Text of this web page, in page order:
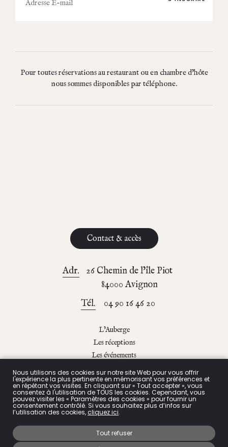
mail
Pour toutes réservations au restaurant ou en chambre d’hôte
nous sommes disponibles par téléphone.
Contact & accès
Adr.
26 Chemin de l’île Piot
84000 Avignon
Tél.
04 90 16 46 20
L’Auberge
Les réceptions
Les événements
Le blog
Contact & accès
Politique de confidentialité
Mentions légales
Nous utilisons des cookies sur notre site Web pour vous offrir
l'expérience la plus pertinente en mémorisant vos préférences et
en répétant vos visites. En cliquant sur « Tout accepter », vous
consentez à l'utilisation de TOUS les cookies. Cependant, vous
pouvez visiter les « Paramètres des cookies » pour fournir un
consentement contrôlé. Si vous souhaitez plus d’infos sur
l’utilisation des cookies,cliquez ici.
Tout refuser